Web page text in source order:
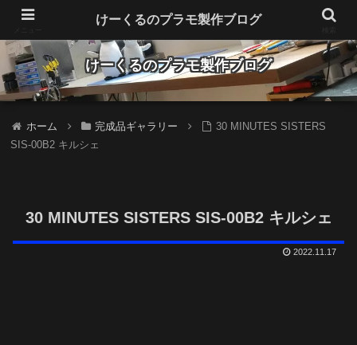
Make plastic models fun
けーくるのプラモ製作ブログ
ホーム 完成品ギャラリー
30 MINUTES SISTERS
SIS-00B2 キルシェ
30 MINUTES SISTERS SIS-00B2 キルシェ
2022.11.17
けーくるのプラモ製作ブログ